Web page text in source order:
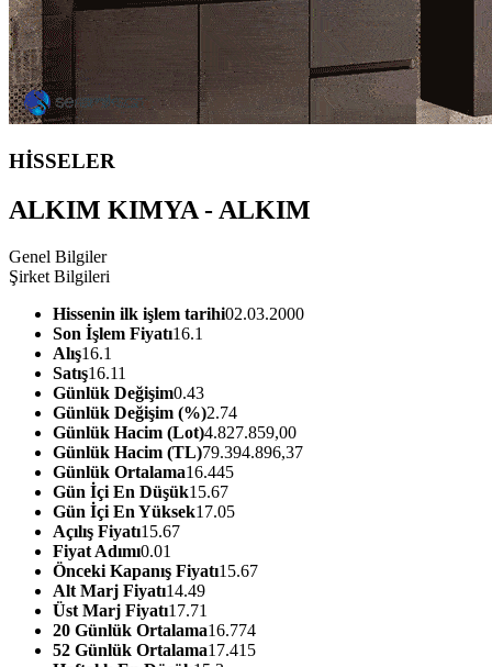
HİSSELER
ALKIM KIMYA - ALKIM
Genel Bilgiler
Şirket Bilgileri
Hissenin ilk işlem tarihi02.03.2000
Son İşlem Fiyatı16.1
Alış16.1
Satış16.11
Günlük Değişim0.43
Günlük Değişim (%)2.74
Günlük Hacim (Lot)4.827.859,00
Günlük Hacim (TL)79.394.896,37
Günlük Ortalama16.445
Gün İçi En Düşük15.67
Gün İçi En Yüksek17.05
Açılış Fiyatı15.67
Fiyat Adımı0.01
Önceki Kapanış Fiyatı15.67
Alt Marj Fiyatı14.49
Üst Marj Fiyatı17.71
20 Günlük Ortalama16.774
52 Günlük Ortalama17.415